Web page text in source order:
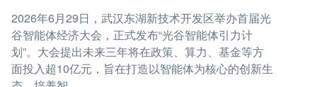
2026年6月29日，武汉东湖新技术开发区举办首届光
谷智能体经济大会，正式发布“光谷智能体引力计
划”。大会提出未来三年将在政策、算力、基金等方
面投入超10亿元，旨在打造以智能体为核心的创新生